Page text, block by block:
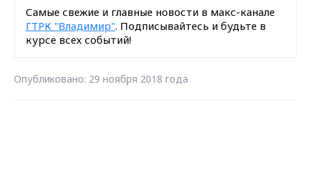
Самые свежие и главные новости в макс-канале
ГТРК "Владимир". Подписывайтесь и будьте в
курсе всех событий!
Опубликовано: 29 ноября 2018 года